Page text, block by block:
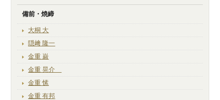
備前・焼締
大桐 大
隠﨑 隆一
金重 巌
金重 晃介
金重 愫
金重 有邦